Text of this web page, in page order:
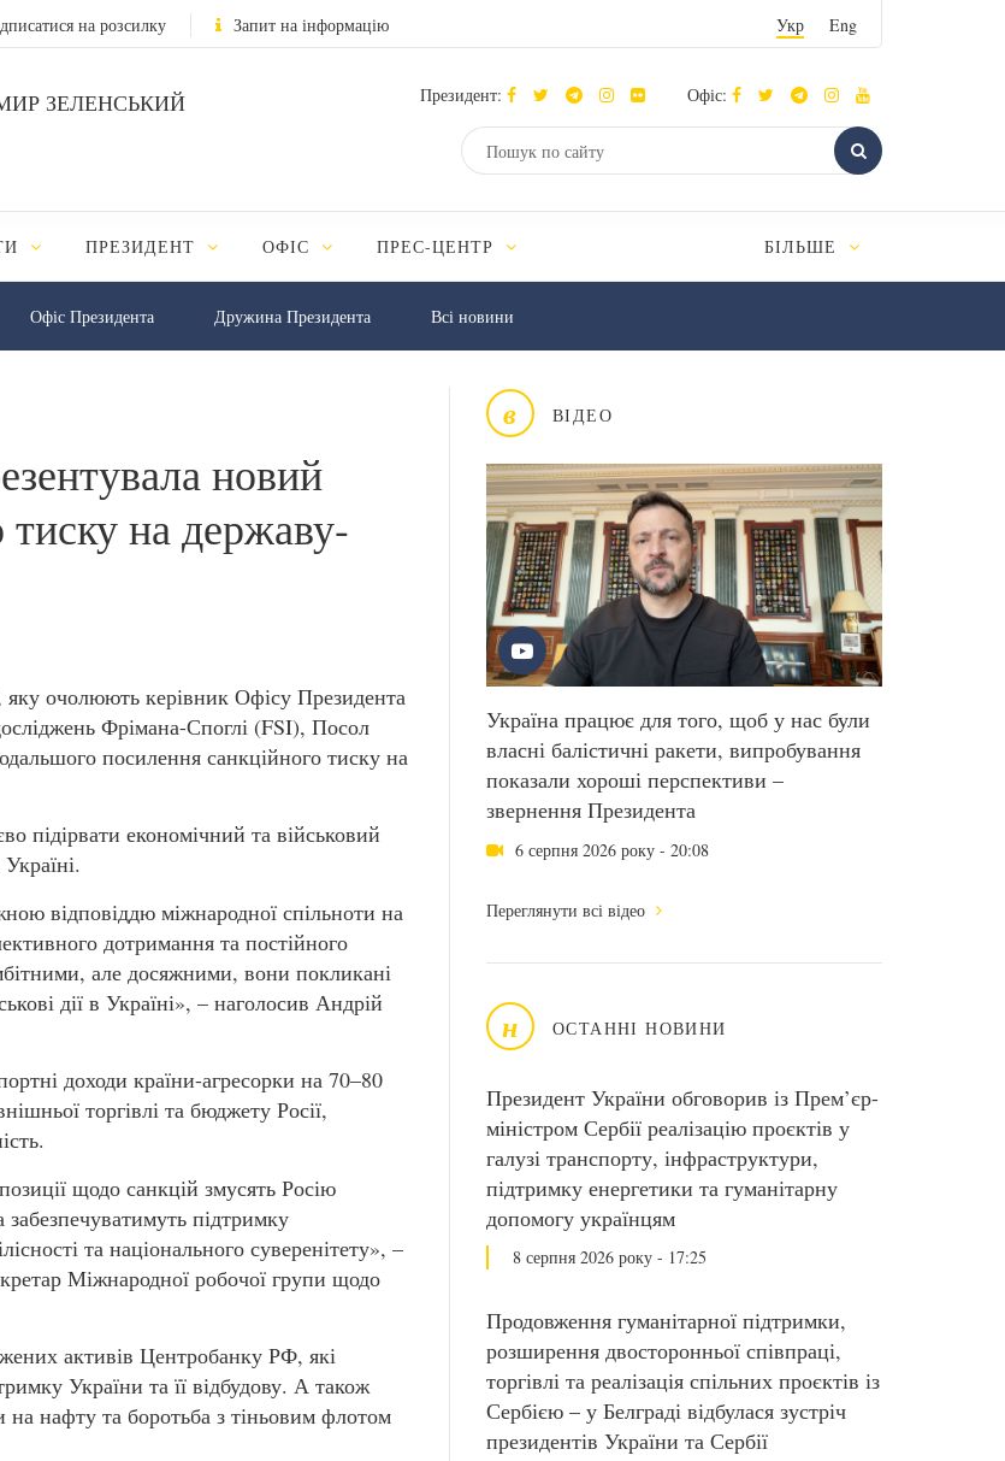
на розсилку Запит на інформацію Укр Eng
ЗЕЛЕНСЬКИЙ Президент: Офіс:
ПРЕЗИДЕНТ ОФІС ПРЕС-ЦЕНТР БІЛЬШЕ
Офіс Президента Дружина Президента Всі новини
в ВІДЕО
Україна працює для того, щоб у нас були
власні балістичні ракети, випробування
показали хороші перспективи –
звернення Президента
6 серпня 2026 року - 20:08
Переглянути всі відео
н ОСТАННІ НОВИНИ
Президент України обговорив із Прем’єр-
міністром Сербії реалізацію проєктів у
галузі транспорту, інфраструктури,
підтримку енергетики та гуманітарну
допомогу українцям
8 серпня 2026 року - 17:25
Продовження гуманітарної підтримки,
розширення двосторонньої співпраці,
торгівлі та реалізація спільних проєктів із
Сербією – у Белграді відбулася зустріч
президентів України та Сербії
новий
на державу-
очолюють керівник Офісу Президента
Фрімана-Споглі (FSI), Посол
посилення санкційного тиску на
підірвати економічний та військовий
відповіддю міжнародної спільноти на
дотримання та постійного
але досяжними, вони покликані
дії в Україні», – наголосив Андрій
доходи країни-агресорки на 70–80
торгівлі та бюджету Росії,
щодо санкцій змусять Росію
підтримку
та національного суверенітету», –
Міжнародної робочої групи щодо
активів Центробанку РФ, які
України та її відбудову. А також
нафту та боротьба з тіньовим флотом